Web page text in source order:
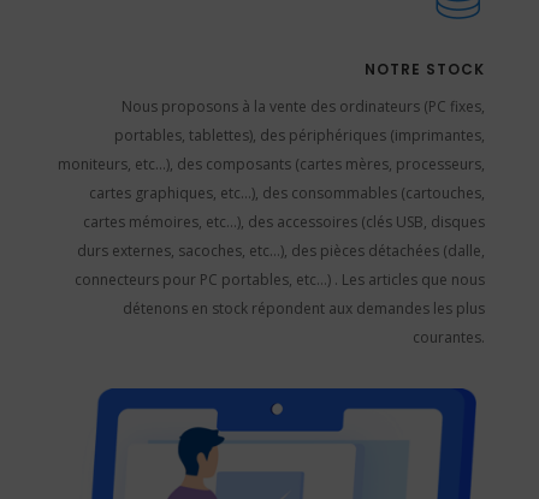
NOTRE STOCK
Nous proposons à la vente des ordinateurs (PC fixes,
portables, tablettes), des périphériques (imprimantes,
moniteurs, etc…), des composants (cartes mères, processeurs,
cartes graphiques, etc…), des consommables (cartouches,
cartes mémoires, etc…), des accessoires (clés USB, disques
durs externes, sacoches, etc…), des pièces détachées (dalle,
connecteurs pour PC portables, etc…) . Les articles que nous
détenons en stock répondent aux demandes les plus
courantes.